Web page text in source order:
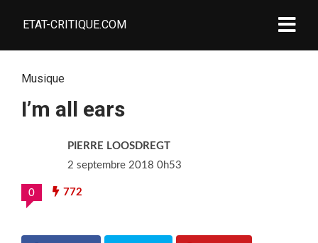
ETAT-CRITIQUE.COM
Musique
I’m all ears
PIERRE LOOSDREGT
2 septembre 2018 0h53
0 772